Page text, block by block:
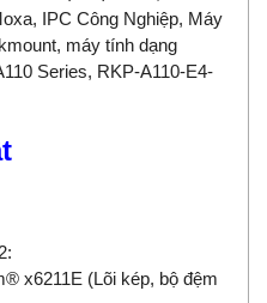
, IPC Công Nghiệp, Máy
máy tính dạng
Series, RKP-A110-E4-
x6211E (Lõi kép, bộ đệm